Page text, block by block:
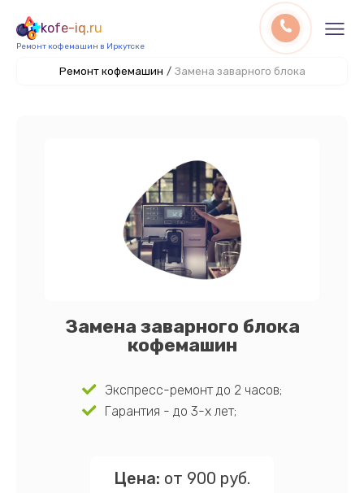
kofe-iq.ru
Ремонт кофемашин в Иркутске
Ремонт кофемашин / Замена заварного блока
Замена заварного блока
кофемашин
Экспресс-ремонт до 2 часов;
Гарантия - до 3-х лет;
Цена: от 900 руб.